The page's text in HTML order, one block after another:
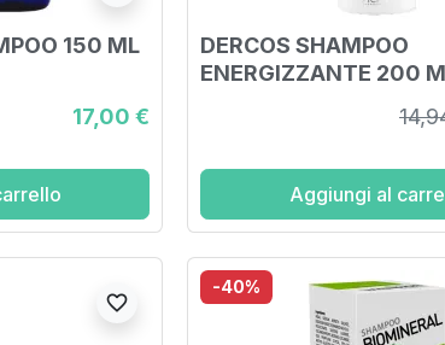
150 ML
17,00 €
DERCOS SHAMPOO
ENERGIZZANTE 200
Aggiungi al
favorite_border
-40%